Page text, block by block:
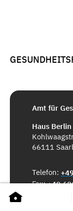
Amt für
Haus Berlin
66111
Telefon:
Fax:+49